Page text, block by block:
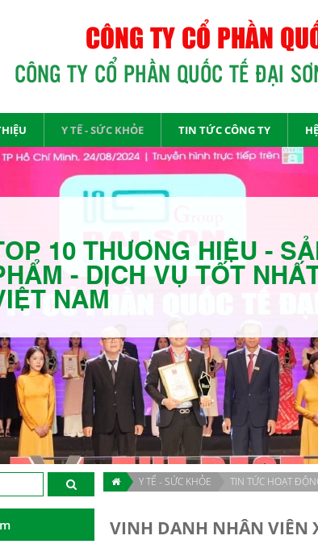
CÔNG TY CỔ PHẦN
CÔNG TY CỔ PHẦN QUỐC TẾ ĐẠI
Y TẾ - SỨC KHỎE TIN TỨC CÔNG TY
10 THƯƠNG HIỆU -
- DỊCH VỤ TỐT
NAM
Y TẾ - SỨC KHỎE TIN TỨC HOẠT
VINH DANH NHÂN VIÊN